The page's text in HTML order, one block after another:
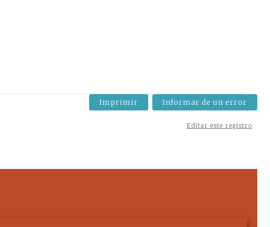
Imprimir Informar de un error
Editar este registro